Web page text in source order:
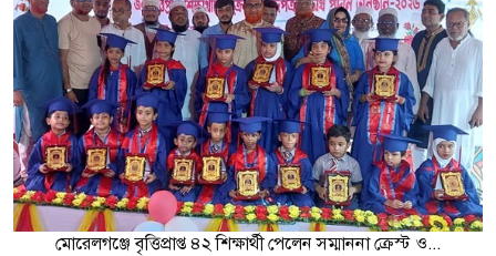
মোরেলগঞ্জে বৃত্তিপ্রাপ্ত ৪২ শিক্ষার্থী পেলেন সম্মাননা ক্রেস্ট ও...